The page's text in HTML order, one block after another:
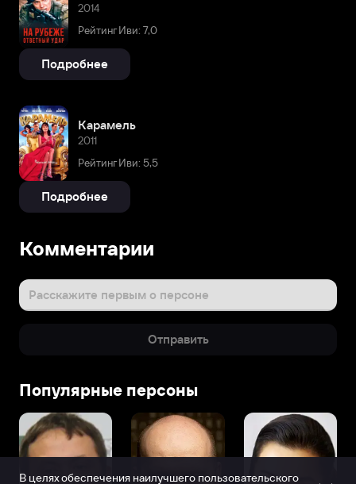
2014
Рейтинг Иви: 7,0
Подробнее
Карамель
2011
Рейтинг Иви: 5,5
Подробнее
Комментарии
Расскажите первым о персоне
Отправить
Популярные персоны
В целях обеспечения наилучшего пользовательского